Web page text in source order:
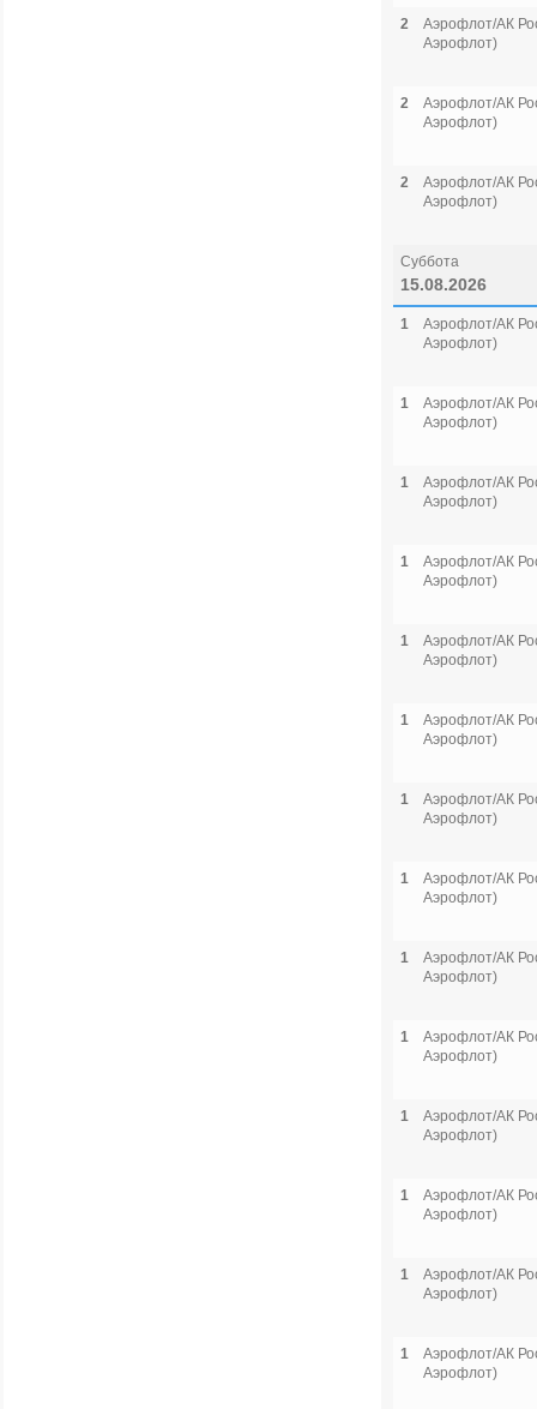
2
Аэрофлот/АК
Аэрофлот)
2
Аэрофлот/АК
Аэрофлот)
2
Аэрофлот/АК
Аэрофлот)
Суббота
15.08.2026
1
Аэрофлот/АК
Аэрофлот)
1
Аэрофлот/АК
Аэрофлот)
1
Аэрофлот/АК
Аэрофлот)
1
Аэрофлот/АК
Аэрофлот)
1
Аэрофлот/АК
Аэрофлот)
1
Аэрофлот/АК
Аэрофлот)
1
Аэрофлот/АК
Аэрофлот)
1
Аэрофлот/АК
Аэрофлот)
1
Аэрофлот/АК
Аэрофлот)
1
Аэрофлот/АК
Аэрофлот)
1
Аэрофлот/АК
Аэрофлот)
1
Аэрофлот/АК
Аэрофлот)
1
Аэрофлот/АК
Аэрофлот)
1
Аэрофлот/АК
Аэрофлот)